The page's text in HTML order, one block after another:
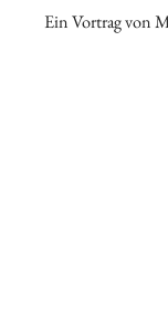
Ein Vortrag von